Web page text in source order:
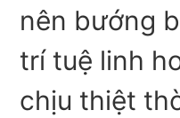
nên bướng
trí tuệ linh
chịu thiệt